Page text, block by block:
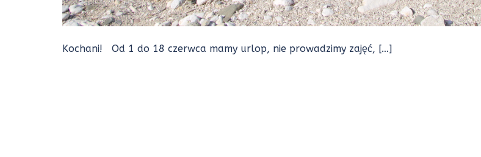
Kochani! Od 1 do 18 czerwca mamy urlop, nie prowadzimy zajęć, […]